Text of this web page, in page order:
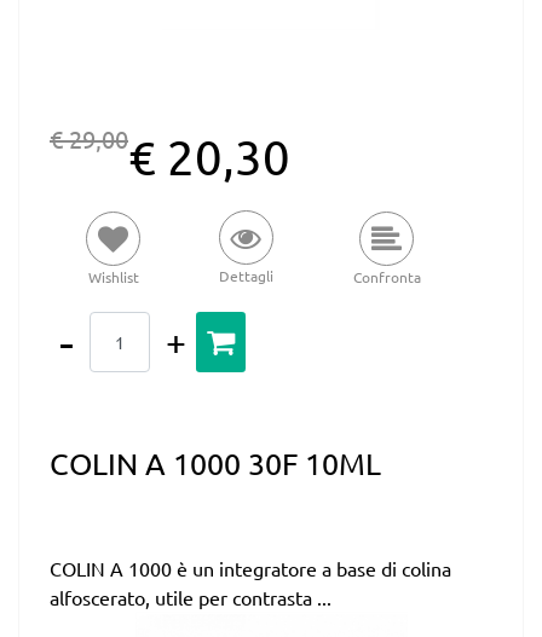
€ 29,00€ 20,30
Wishlist Dettagli Confronta
COLIN A 1000 30F 10ML
COLIN A 1000 è un integratore a base di colina
alfoscerato, utile per contrasta ...